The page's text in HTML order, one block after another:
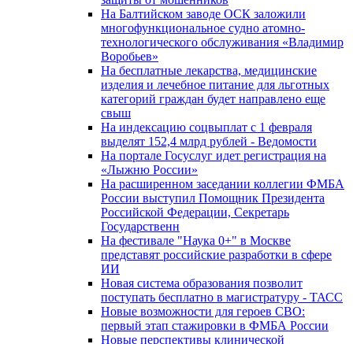
На Балтийском заводе ОСК заложили
многофункциональное судно атомно-
технологического обслуживания «Владимир
Воробьев»
На бесплатные лекарства, медицинские
изделия и лечебное питание для льготных
категорий граждан будет направлено еще
свыш
На индексацию соцвыплат с 1 февраля
выделят 152,4 млрд рублей - Ведомости
На портале Госуслуг идет регистрация на
«Лыжню России»
На расширенном заседании коллегии ФМБА
России выступил Помощник Президента
Российской Федерации, Секретарь
Государственн
На фестивале "Наука 0+" в Москве
представят российские разработки в сфере
ИИ
Новая система образования позволит
поступать бесплатно в магистратуру - ТАСС
Новые возможности для героев СВО:
первый этап стажировки в ФМБА России
Новые перспективы клинической